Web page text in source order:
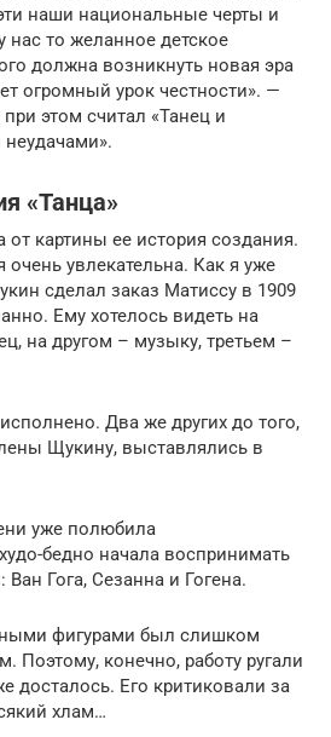
наши национальные черты и
нас то желан­ное детское
должна возникнуть новая эра
огромный урок че­стно­сти». —
этом считал «Танец и
«Танца»
от картины ее история создания.
очень увлекательна. Как я уже
сделал заказ Матиссу в 1909
Ему хотелось видеть на
на другом – музыку, третьем –
Два же других до того,
Щукину, выставлялись в
уже полюбила
бедно начала воспринимать
Гога, Сезанна и Гогена.
фигурами был слишком
Поэтому, конечно, работу ругали
досталось. Его критиковали за
хлам…